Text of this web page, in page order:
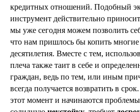
кредитных отношений. Подобный
инструмент действительно
мы уже сегодня можем позволить
что нам пришлось бы копить
десятилетия. Вместе с тем,
плеча также таит в себе и
граждан, ведь по тем, или иным
всегда получается возвратить в
этот момент и начинаются